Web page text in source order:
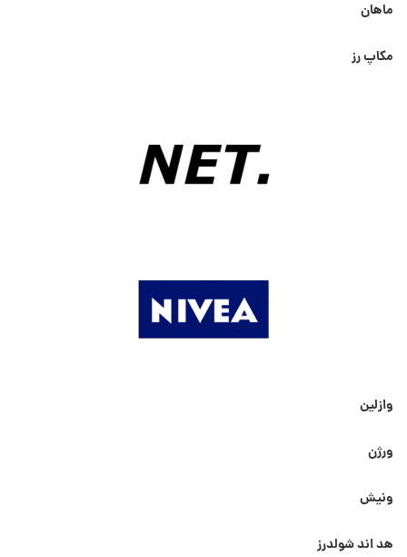
ماهان
مکاپ رز
وازلین
ورژن
ونیش
هد اند شولدرز